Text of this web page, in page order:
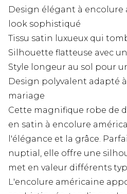
Design élégant à
look sophistiqué
Tissu satin luxueux qui
Silhouette flatteuse avec
Style longeur au sol pour
Design polyvalent adapté
mariage
Cette magnifique robe de
en satin à encolure
l'élégance et la grâce.
nuptial, elle offre une
met en valeur différents
L'encolure américaine